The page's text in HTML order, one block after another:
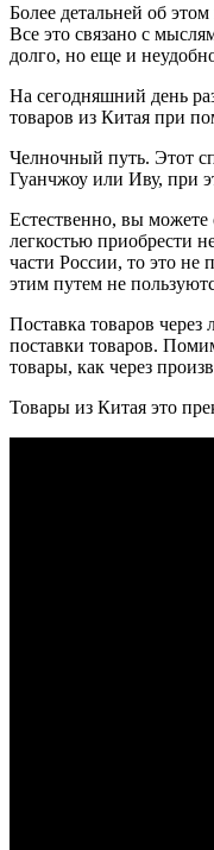
Более детальней об
Все это связано с
долго, но еще и
На сегодняшний день
товаров из Китая при
Челночный путь. Этот
Гуанчжоу или Иву, при
Естественно, вы можете
легкостью приобрести
части России, то это
этим путем не
Поставка товаров
поставки товаров.
товары, как через
Товары из Китая это